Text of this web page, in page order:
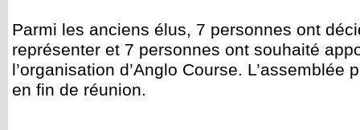
Parmi les anciens élus, 7 personnes ont
représenter et 7 personnes ont souhaité
l’organisation d’Anglo Course. L’assemblée
en fin de réunion.